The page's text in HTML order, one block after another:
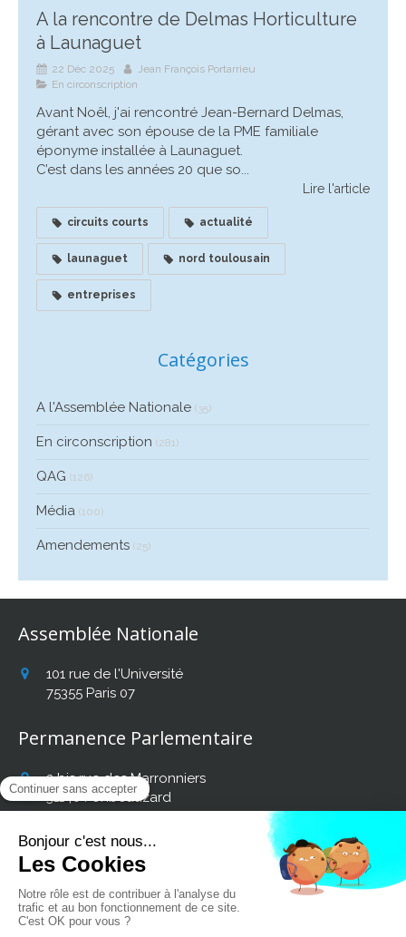
A la rencontre de Delmas Horticulture
à Launaguet
22 Déc 2025
Jean François Portarrieu
En circonscription
Avant Noêl, j'ai rencontré Jean-Bernard Delmas,
gérant avec son épouse de la PME familiale
éponyme installée à Launaguet.
C’est dans les années 20 que so...
Lire l'article
circuits courts actualité
launaguet nord toulousain
entreprises
Catégories
A l'Assemblée Nationale (35)
En circonscription (281)
QAG (126)
Média (100)
Amendements (25)
Assemblée Nationale
101 rue de l'Université
75355 Paris 07
Permanence Parlementaire
2 bis rue des Marronniers
31140 Fonbeauzard
Retrouvez mon actualité
sur les réseaux sociaux :